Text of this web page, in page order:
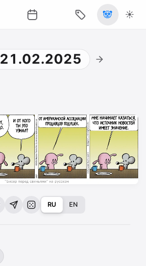
🐼 ☀️
21.02.2025
RU EN